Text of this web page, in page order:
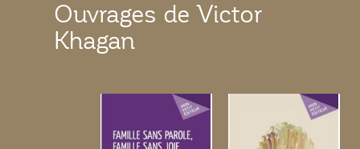
Ouvrages de Victor
Khagan